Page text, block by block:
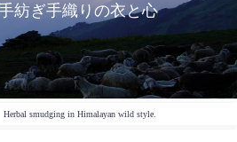
紡ぎ手織りの衣と心
Herbal smudging in Himalayan wild style.